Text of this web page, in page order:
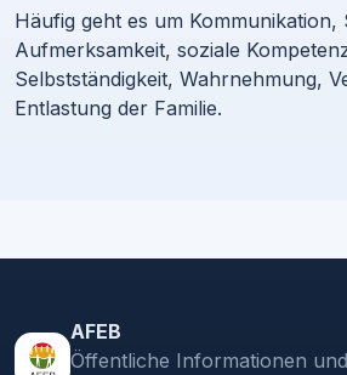
Häufig geht es um Kommunikation,
Aufmerksamkeit, soziale
Selbstständigkeit, Wahrnehmung,
Entlastung der Familie.
AFEB
Öffentliche Informationen